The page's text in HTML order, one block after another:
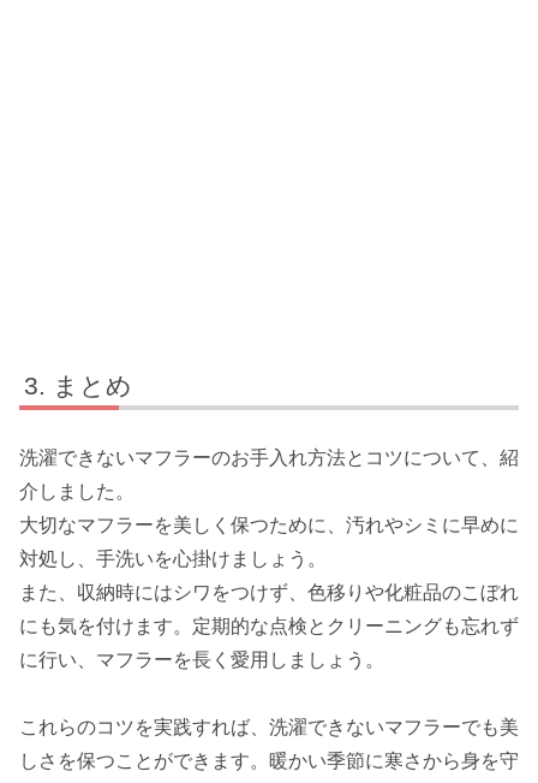
まとめ
洗濯できないマフラーのお手入れ方法とコツについて、紹
介しました。
大切なマフラーを美しく保つために、汚れやシミに早めに
対処し、手洗いを心掛けましょう。
また、収納時にはシワをつけず、色移りや化粧品のこぼれ
にも気を付けます。定期的な点検とクリーニングも忘れず
に行い、マフラーを長く愛用しましょう。
これらのコツを実践すれば、洗濯できないマフラーでも美
しさを保つことができます。暖かい季節に寒さから身を守